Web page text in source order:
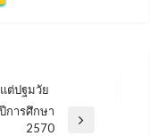
ต่ปฐมวัย
การศึกษา
2570